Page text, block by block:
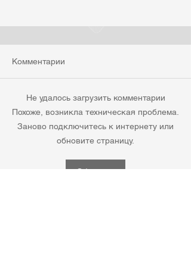
Комментарии
Не удалось загрузить комментарии
Похоже, возникла техническая проблема.
Заново подключитесь к интернету или
обновите страницу.
Обновить